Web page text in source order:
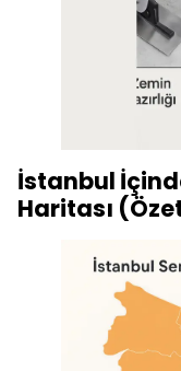
İstanbul
Haritası